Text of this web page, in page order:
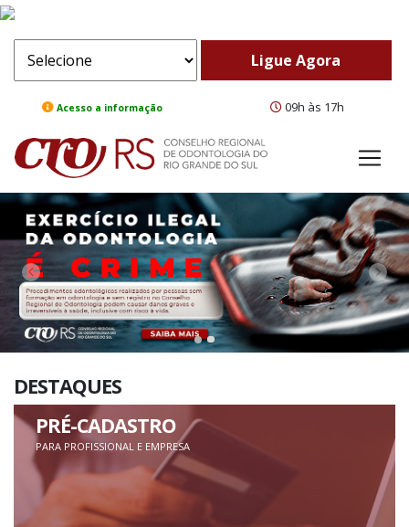
Acesso a informação 09h às 17h
ComeBack
DESTAQUES
PRÉ-CADASTRO
PARA PROFISSIONAL E EMPRESA